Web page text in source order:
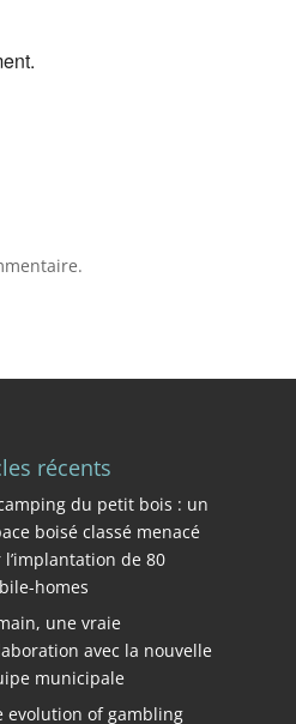
récents
du petit bois : un
boisé classé menacé
l’implantation de 80
homes
une vraie
avec la nouvelle
municipale
evolution of gambling